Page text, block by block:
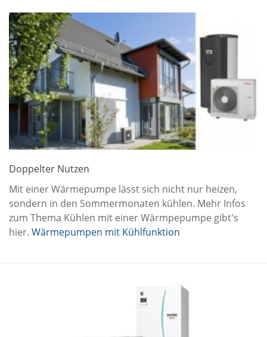
Doppelter Nutzen
Mit einer Wärmepumpe lässt sich nicht nur heizen,
sondern in den Sommermonaten kühlen. Mehr Infos
zum Thema Kühlen mit einer Wärmpepumpe gibt's
hier. Wärmepumpen mit Kühlfunktion